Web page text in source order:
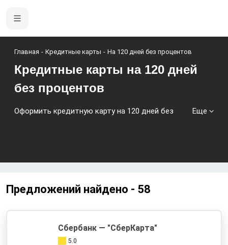
Главная Кредитные карты На 120 дней без процентов
Кредитные карты на 120 дней
без процентов
Оформить кредитную карту на 120 дней без
оформив онлайн-заявку сразу в несколько
Еще
Предложений найдено - 58
Сбербанк — "СберКарта"
5.0